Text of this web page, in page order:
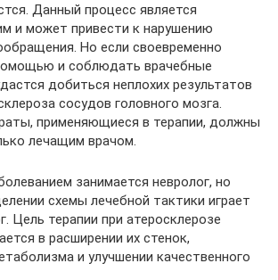
Данный процесс является
и может привести к нарушению
Но если своевременно
и соблюдать врачебные
добиться неплохих результатов
сосудов головного мозга.
применяющиеся в терапии, должны
лечащим врачом.
занимается невролог, но
схемы лечебной тактики играет
Цель терапии при атеросклерозе
в расширении их стенок,
и улучшении качественного